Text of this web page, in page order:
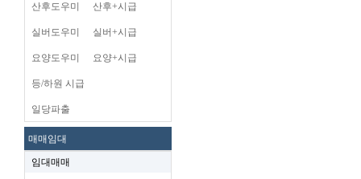
산후도우미 산후+시급
실버도우미 실버+시급
요양도우미 요양+시급
등/하원 시급
일당파출
매매임대
임대매매